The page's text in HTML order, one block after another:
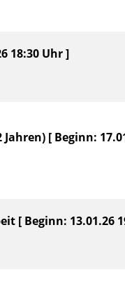
18:30 Uhr ]
[ Beginn:
[ Beginn: 13.01.26